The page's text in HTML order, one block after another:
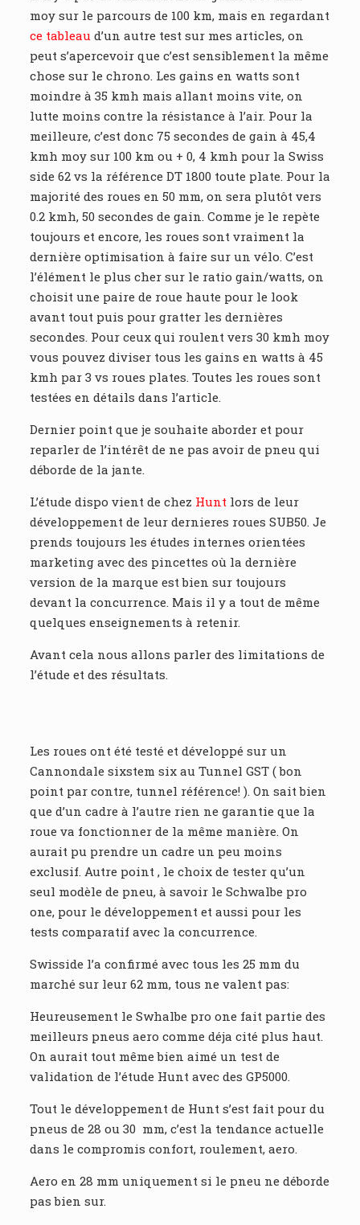
moy sur le parcours de 100 km, mais en regardant
ce tableau d’un autre test sur mes articles, on
peut s’apercevoir que c’est sensiblement la même
chose sur le chrono. Les gains en watts sont
moindre à 35 kmh mais allant moins vite, on
lutte moins contre la résistance à l’air. Pour la
meilleure, c’est donc 75 secondes de gain à 45,4
kmh moy sur 100 km ou + 0, 4 kmh pour la Swiss
side 62 vs la référence DT 1800 toute plate. Pour la
majorité des roues en 50 mm, on sera plutôt vers
0.2 kmh, 50 secondes de gain. Comme je le repète
toujours et encore, les roues sont vraiment la
dernière optimisation à faire sur un vélo. C’est
l’élément le plus cher sur le ratio gain/watts, on
choisit une paire de roue haute pour le look
avant tout puis pour gratter les dernières
secondes. Pour ceux qui roulent vers 30 kmh moy
vous pouvez diviser tous les gains en watts à 45
kmh par 3 vs roues plates. Toutes les roues sont
testées en détails dans l’article.
Dernier point que je souhaite aborder et pour
reparler de l’intérêt de ne pas avoir de pneu qui
déborde de la jante.
L’étude dispo vient de chez Hunt lors de leur
développement de leur dernieres roues SUB50. Je
prends toujours les études internes orientées
marketing avec des pincettes où la dernière
version de la marque est bien sur toujours
devant la concurrence. Mais il y a tout de même
quelques enseignements à retenir.
Avant cela nous allons parler des limitations de
l’étude et des résultats.
Les roues ont été testé et développé sur un
Cannondale sixstem six au Tunnel GST ( bon
point par contre, tunnel référence! ). On sait bien
que d’un cadre à l’autre rien ne garantie que la
roue va fonctionner de la même manière. On
aurait pu prendre un cadre un peu moins
exclusif. Autre point , le choix de tester qu’un
seul modèle de pneu, à savoir le Schwalbe pro
one, pour le développement et aussi pour les
tests comparatif avec la concurrence.
Swisside l’a confirmé avec tous les 25 mm du
marché sur leur 62 mm, tous ne valent pas:
Heureusement le Swhalbe pro one fait partie des
meilleurs pneus aero comme déja cité plus haut.
On aurait tout même bien aimé un test de
validation de l’étude Hunt avec des GP5000.
Tout le développement de Hunt s’est fait pour du
pneus de 28 ou 30 mm, c’est la tendance actuelle
dans le compromis confort, roulement, aero.
Aero en 28 mm uniquement si le pneu ne déborde
pas bien sur.